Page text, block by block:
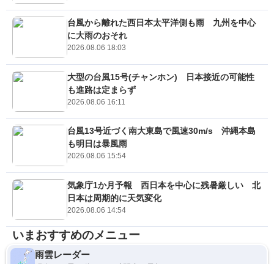
台風から離れた西日本太平洋側も雨 九州を中心
に大雨のおそれ
2026.08.06 18:03
大型の台風15号(チャンホン) 日本接近の可能性
も進路は定まらず
2026.08.06 16:11
台風13号近づく南大東島で風速30m/s 沖縄本島
も明日は暴風雨
2026.08.06 15:54
気象庁1か月予報 西日本を中心に残暑厳しい 北
日本は周期的に天気変化
2026.08.06 14:54
いまおすすめのメニュー
雨雲レーダー